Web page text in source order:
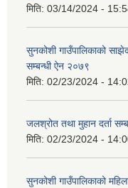
मिति: 03/14/2024 -
सुनकोशी गाउँपालिकाको
सम्बन्धी ऐन २०७९
मिति: 02/23/2024 -
जलश्रोत तथा मुहान दर्ता
मिति: 02/23/2024 -
सुनकोशी गाउँपालिकाको